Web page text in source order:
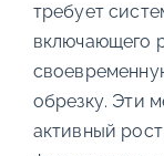
требует
включающего
обрезку. Эти
активный